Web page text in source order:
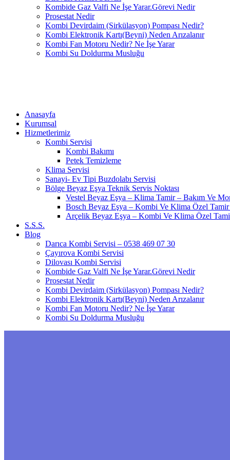
Kombide Gaz Valfi Ne İşe Yarar.Görevi Nedir
Prosestat Nedir
Kombi Devirdaim (Sirkülasyon) Pompası Nedir?
Kombi Elektronik Kartı(Beyni) Neden Arızalanır
Kombi Fan Motoru Nedir? Ne İşe Yarar
Kombi Su Doldurma Musluğu
Anasayfa
Kurumsal
Hizmetlerimiz
Kombi Servisi
Kombi Bakımı
Petek Temizleme
Klima Servisi
Sanayi- Ev Tipi Buzdolabı Servisi
Bölge Beyaz Eşya Teknik Servis Noktası
Vestel Beyaz Eşya – Klima Tamir – Bakım Ve
Bosch Beyaz Eşya – Kombi Ve Klima Özel Tamir
Arçelik Beyaz Eşya – Kombi Ve Klima Özel
S.S.S.
Blog
Darıca Kombi Servisi – 0538 469 07 30
Çayırova Kombi Servisi
Dilovası Kombi Servisi
Kombide Gaz Valfi Ne İşe Yarar.Görevi Nedir
Prosestat Nedir
Kombi Devirdaim (Sirkülasyon) Pompası Nedir?
Kombi Elektronik Kartı(Beyni) Neden Arızalanır
Kombi Fan Motoru Nedir? Ne İşe Yarar
Kombi Su Doldurma Musluğu